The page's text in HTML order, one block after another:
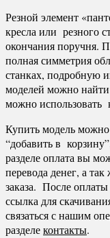
Резной элемент
кресла или резного
окончания поручня.
полная симметрия
станках, подробную
моделей можно найти
можно использовать
Купить модель
“добавить в
разделе оплата вы
перевода денег, а
заказа. После
ссылка для
связаться с нашим
разделеконтакты.